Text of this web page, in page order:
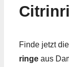
Finde jetzt
ringe aus